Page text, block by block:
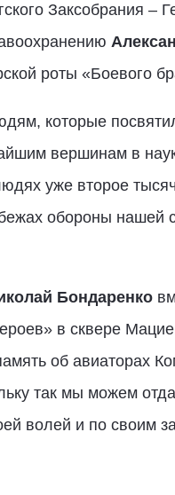
Заксобрания –
роты «Боевого
которые
вершинам в
уже второе
обороны нашей
Бондаренко
в сквере
об авиаторах
так мы можем
волей и по своим